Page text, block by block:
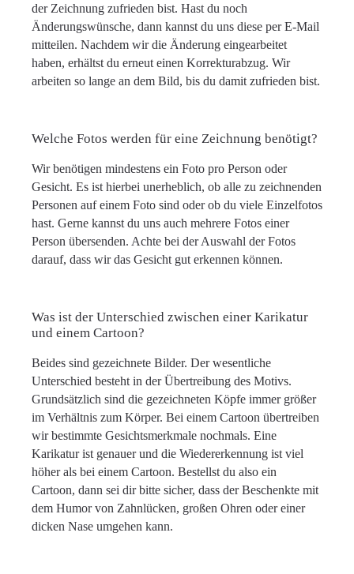
der Zeichnung zufrieden bist. Hast du noch
Änderungswünsche, dann kannst du uns diese per E-Mail
mitteilen. Nachdem wir die Änderung eingearbeitet
haben, erhältst du erneut einen Korrekturabzug. Wir
arbeiten so lange an dem Bild, bis du damit zufrieden bist.
Welche Fotos werden für eine Zeichnung benötigt?
Wir benötigen mindestens ein Foto pro Person oder
Gesicht. Es ist hierbei unerheblich, ob alle zu zeichnenden
Personen auf einem Foto sind oder ob du viele Einzelfotos
hast. Gerne kannst du uns auch mehrere Fotos einer
Person übersenden. Achte bei der Auswahl der Fotos
darauf, dass wir das Gesicht gut erkennen können.
Was ist der Unterschied zwischen einer Karikatur
und einem Cartoon?
Beides sind gezeichnete Bilder. Der wesentliche
Unterschied besteht in der Übertreibung des Motivs.
Grundsätzlich sind die gezeichneten Köpfe immer größer
im Verhältnis zum Körper. Bei einem Cartoon übertreiben
wir bestimmte Gesichtsmerkmale nochmals. Eine
Karikatur ist genauer und die Wiedererkennung ist viel
höher als bei einem Cartoon. Bestellst du also ein
Cartoon, dann sei dir bitte sicher, dass der Beschenkte mit
dem Humor von Zahnlücken, großen Ohren oder einer
dicken Nase umgehen kann.